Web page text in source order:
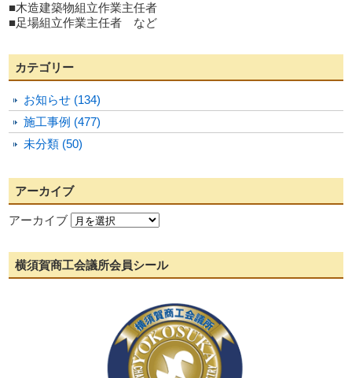
■木造建築物組立作業主任者
■足場組立作業主任者 など
カテゴリー
お知らせ (134)
施工事例 (477)
未分類 (50)
アーカイブ
アーカイブ
横須賀商工会議所会員シール